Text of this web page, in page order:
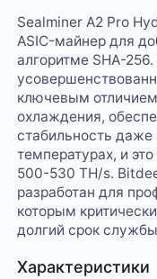
Sealminer A2 Pro
ASIC-майнер для
алгоритме SHA-
ключевым
охлаждения,
стабильность даже
температурах, и
500-530 TH/s.
разработан для
которым
долгий срок
Характеристики